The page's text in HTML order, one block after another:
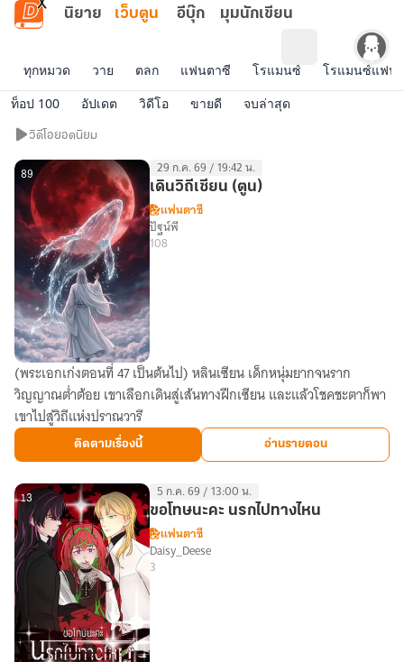
ข้ามไปยังเนื้อหาหลัก
นิยาย เว็บตูน อีบุ๊ก มุมนักเขียน
ทุกหมวด วาย ตลก แฟนตาซี โรแมนซ์
โรแมนซ์แฟน
ท็อป 100
อัปเดต วิดีโอ ขายดี จบล่าสุด
วิดีโอ
ยอด
นิยม
วิดีโอยอดนิยม
เดิน
วิถี
เซียน
(ตูน)
89 29 ก.ค. 69 / 19:42 น.
เดินวิถีเซียน (ตูน)
แฟนตาซี
ปัฐน์พี
108
(พระเอกเก่งตอนที่ 47 เป็นต้นไป) หลินเซียน เด็กหนุ่มยากจนราก
วิญญาณต่ำต้อย เขาเลือกเดินสู่เส้นทางฝึกเซียน และแล้วโชคชะตาก็พา
เขาไปสู่วิถีแห่งปราณวารี
ติดตามเรื่องนี้ อ่านรายตอน
13 5 ก.ค. 69 / 13:00 น.
ขอโทษนะคะ นรกไปทางไหน
แฟนตาซี
Daisy_Deese
3